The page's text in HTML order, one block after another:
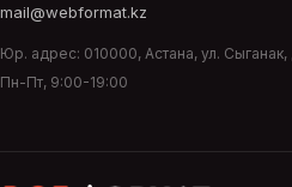
mail@webformat.kz
Юр. адрес: 010000, Астана, ул.
Пн-Пт, 9:00-19:00